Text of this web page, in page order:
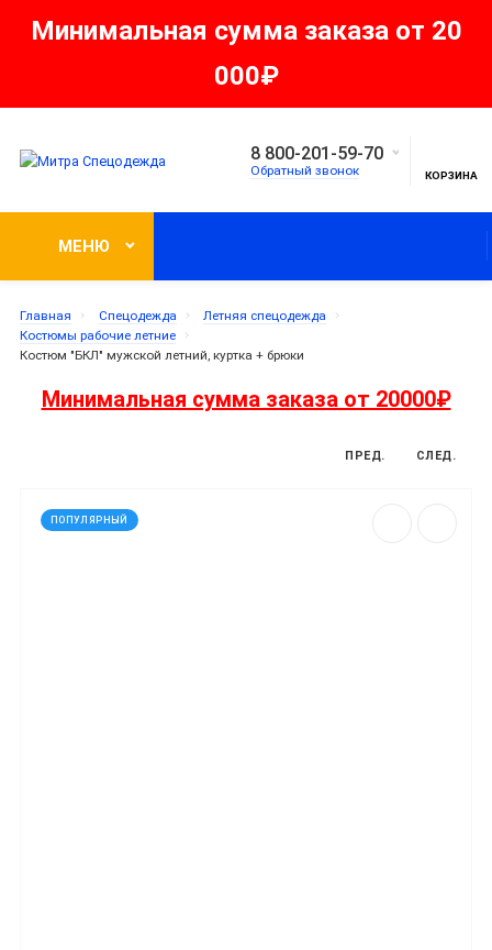
Минимальная сумма заказа от 20
000₽
8 800-201-59-70
Обратный звонок КОРЗИНА
МЕНЮ
Главная Спецодежда
Летняя спецодежда
Костюмы рабочие летние
Костюм "БКЛ" мужской летний, куртка + брюки
Минимальная сумма заказа от 20000₽
ПРЕД. СЛЕД.
ПОПУЛЯРНЫЙ